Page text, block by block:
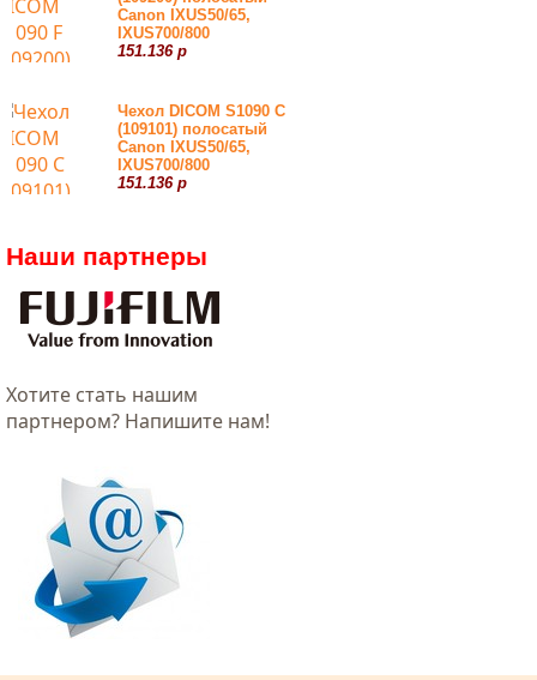
Canon IXUS50/65,
IXUS700/800
151.136 р
Чехол DICOM S1090 С
(109101) полосатый
Canon IXUS50/65,
IXUS700/800
151.136 р
Наши партнеры
Хотитe стать нашим
партнером? Напишите нам!